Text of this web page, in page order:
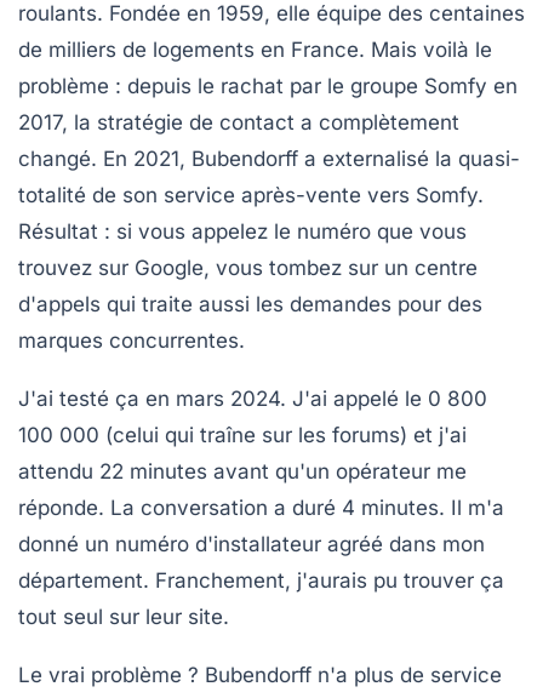
roulants. Fondée en 1959, elle équipe des centaines
de milliers de logements en France. Mais voilà le
problème : depuis le rachat par le groupe Somfy en
2017, la stratégie de contact a complètement
changé. En 2021, Bubendorff a externalisé la quasi-
totalité de son service après-vente vers Somfy.
Résultat : si vous appelez le numéro que vous
trouvez sur Google, vous tombez sur un centre
d'appels qui traite aussi les demandes pour des
marques concurrentes.
J'ai testé ça en mars 2024. J'ai appelé le 0 800
100 000 (celui qui traîne sur les forums) et j'ai
attendu 22 minutes avant qu'un opérateur me
réponde. La conversation a duré 4 minutes. Il m'a
donné un numéro d'installateur agréé dans mon
département. Franchement, j'aurais pu trouver ça
tout seul sur leur site.
Le vrai problème ? Bubendorff n'a plus de service